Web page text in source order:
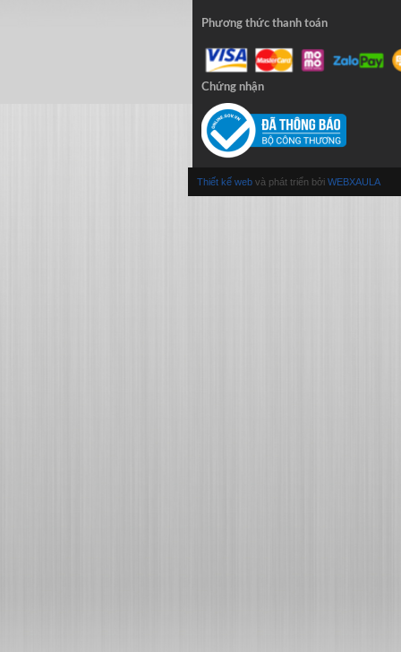
Phương thức thanh toán
Chứng nhận
Thiết kế web và phát triển bởi WEBXAULA